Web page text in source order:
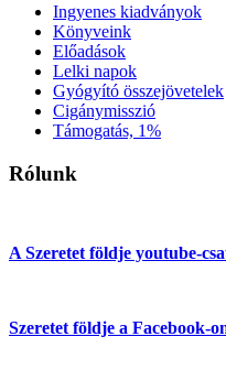
Ingyenes kiadványok
Könyveink
Előadások
Lelki napok
Gyógyító összejövetelek
Cigánymisszió
Támogatás, 1%
Rólunk
A Szeretet földje youtube-
Szeretet földje a Facebook-